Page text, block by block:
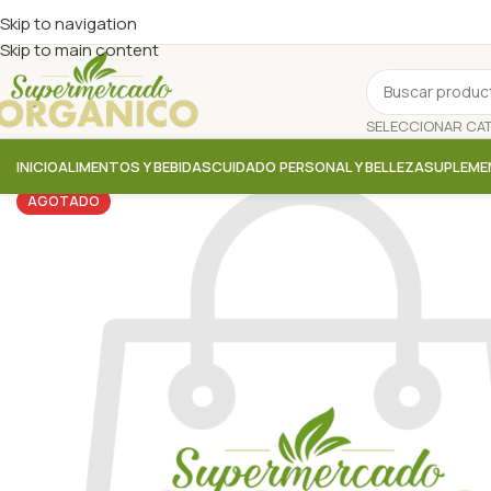
Skip to navigation
Skip to main content
INICIOALIMENTOS Y BEBIDASCUIDADO PERSONAL Y BELLEZA
AGOTADO